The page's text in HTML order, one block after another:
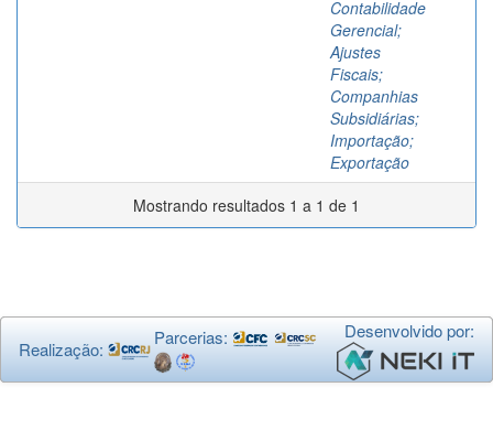
Contabilidade
Gerencial;
Ajustes
Fiscais;
Companhias
Subsidiárias;
Importação;
Exportação
Mostrando resultados 1 a 1 de 1
Realização:
Parcerias: Desenvolvido por: